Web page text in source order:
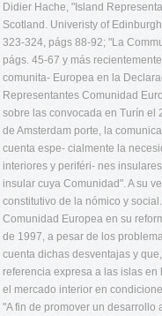
Didier Hache, "Island
Scotland. Univeristy of
323-324, págs 88-92; "La
págs. 45-67 y más
comunita- Europea en la
Representantes Comunidad
sobre las convocada en Turín el
de Amsterdam porte, la
cuenta espe- cialmente la
interiores y periféri- nes
insular cuya Comunidad". A su
constitutivo de la nómico y social.
Comunidad Europea en su
de 1997, a pesar de los
cuenta dichas desventajas y
referencia expresa a las islas
el mercado interior en
"A fin de promover un desarrollo